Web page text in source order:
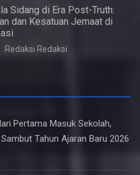
Sidang di Era Post-Truth:
dan Kesatuan Jemaat di
Redaksi Redaksi
Pertama Masuk Sekolah,
Tahun Ajaran Baru 2026